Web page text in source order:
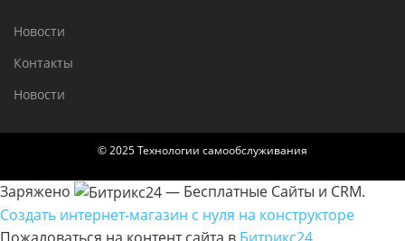
Новости
Контакты
Новости
© 2025 Технологии самообслуживания
Заряжено
— Бесплатные Сайты и CRM.
Создать интернет-магазин с нуля на конструкторе